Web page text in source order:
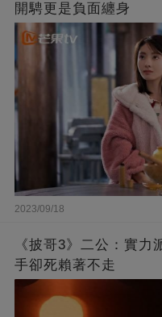
開騁更是負面纏身
2023/09/18
《披哥3》二公：實
手卻死賴著不走